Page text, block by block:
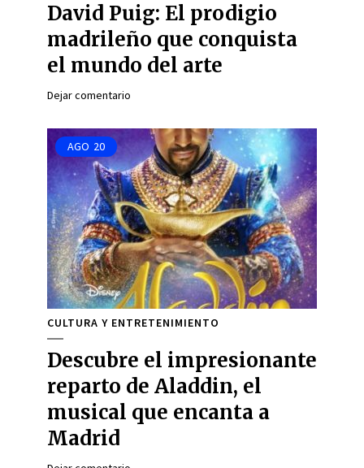
David Puig: El prodigio
madrileño que conquista
el mundo del arte
Dejar comentario
AGO 20
CULTURA Y ENTRETENIMIENTO
Descubre el impresionante
reparto de Aladdin, el
musical que encanta a
Madrid